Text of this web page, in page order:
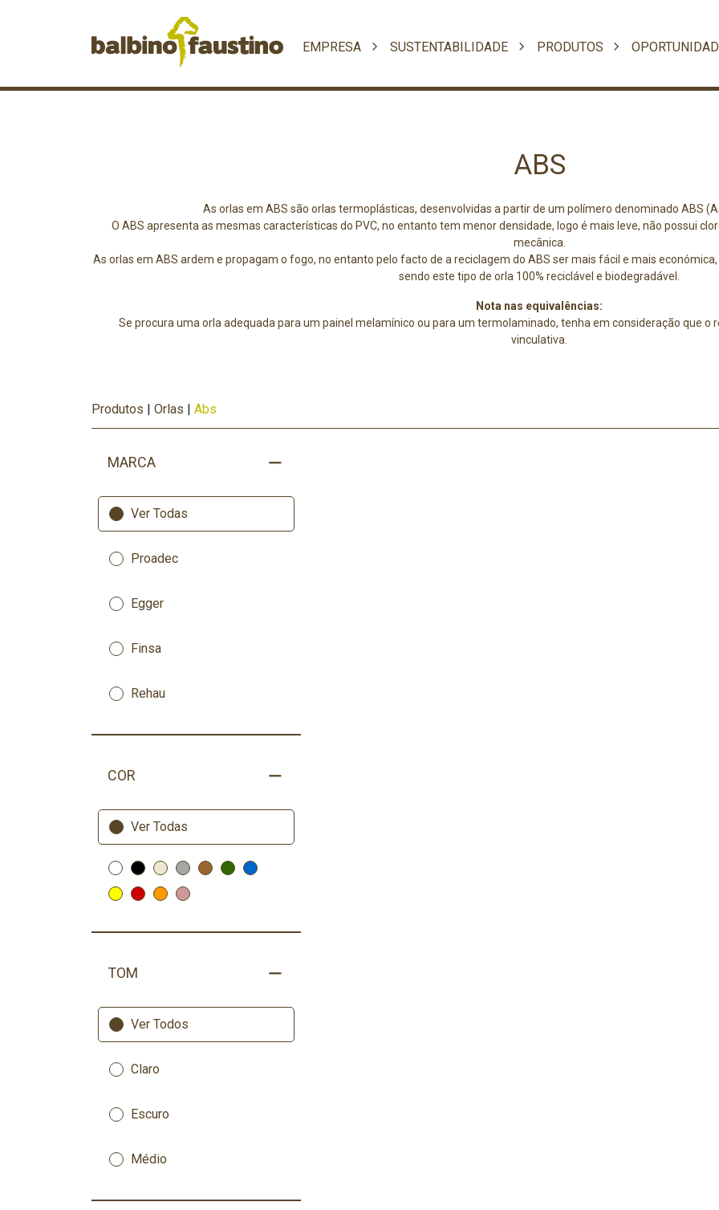
EMPRESA SUSTENTABILIDADE PRODUTOS
ABS
As orlas em ABS são orlas termoplásticas, desenvolvidas a partir de um polímero denominado ABS
O ABS apresenta as mesmas características do PVC, no entanto tem menor densidade, logo é mais leve, não possui
mecânica.
As orlas em ABS ardem e propagam o fogo, no entanto pelo facto de a reciclagem do ABS ser mais fácil e mais
sendo este tipo de orla 100% reciclável e biodegradável.
Nota nas equivalências:
Se procura uma orla adequada para um painel melamínico ou para um termolaminado, tenha em consideração que o
vinculativa.
Produtos | Orlas | Abs
MARCA
Ver Todas
Proadec
Egger
Finsa
Rehau
COR
Ver Todas
TOM
Ver Todos
Claro
Escuro
Médio